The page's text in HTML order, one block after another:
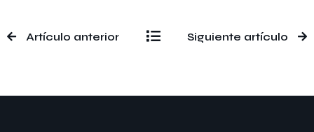
Artículo anterior Siguiente artículo